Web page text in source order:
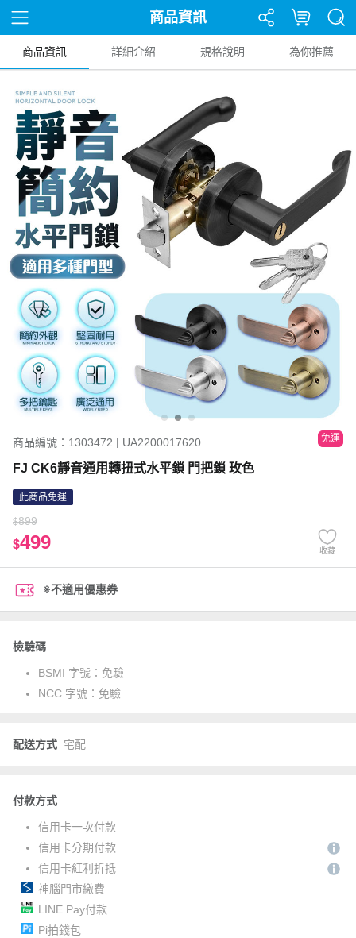
商品資訊
商品資訊 詳細介紹 規格說明 為你推薦
商品編號：1303472 | UA2200017620 免運
FJ CK6靜音通用轉扭式水平鎖 門把鎖 玫色
此商品免運
$899
$499 收藏
※不適用優惠券
檢驗碼
BSMI 字號： 免驗
NCC 字號： 免驗
配送方式 宅配
付款方式
信用卡一次付款
信用卡分期付款
信用卡紅利折抵
神腦門市繳費
LINE Pay付款
Pi拍錢包